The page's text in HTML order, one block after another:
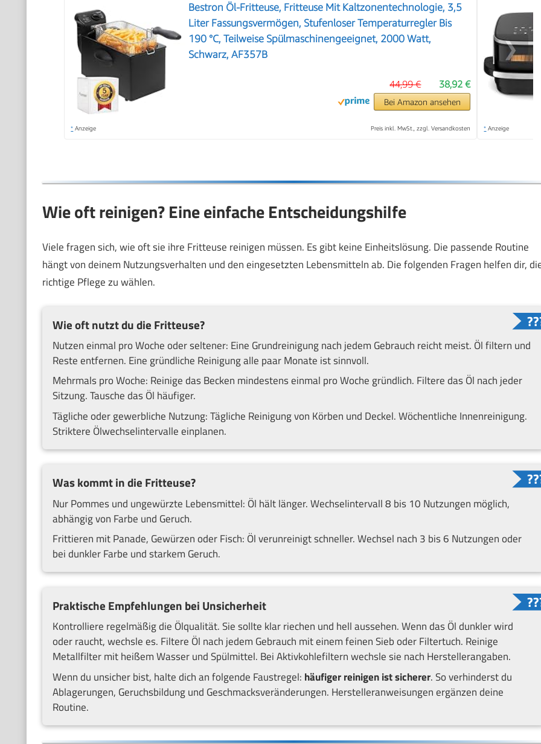
Bestron Öl-Fritteuse, Fritteuse Mit Kaltzonentechnologie, 3,5
Liter Fassungsvermögen, Stufenloser Temperaturregler Bis
190 °C, Teilweise Spülmaschinengeeignet, 2000 Watt,
Schwarz, AF357B
38,92 €
44,99 €
Bei Amazon ansehen
* Anzeige Preis inkl. MwSt., zzgl. Versandkosten * Anzeige
❯
Wie oft reinigen? Eine einfache Entscheidungshilfe
Viele fragen sich, wie oft sie ihre Fritteuse reinigen müssen. Es gibt keine Einheitslösung. Die passende Routine
hängt von deinem Nutzungsverhalten und den eingesetzten Lebensmitteln ab. Die folgenden Fragen helfen dir,
richtige Pflege zu wählen.
Wie oft nutzt du die Fritteuse?
Nutzen einmal pro Woche oder seltener: Eine Grundreinigung nach jedem Gebrauch reicht meist. Öl filtern und
Reste entfernen. Eine gründliche Reinigung alle paar Monate ist sinnvoll.
Mehrmals pro Woche: Reinige das Becken mindestens einmal pro Woche gründlich. Filtere das Öl nach jeder
Sitzung. Tausche das Öl häufiger.
Tägliche oder gewerbliche Nutzung: Tägliche Reinigung von Körben und Deckel. Wöchentliche Innenreinigung.
Striktere Ölwechselintervalle einplanen.
Was kommt in die Fritteuse?
Nur Pommes und ungewürzte Lebensmittel: Öl hält länger. Wechselintervall 8 bis 10 Nutzungen möglich,
abhängig von Farbe und Geruch.
Frittieren mit Panade, Gewürzen oder Fisch: Öl verunreinigt schneller. Wechsel nach 3 bis 6 Nutzungen oder
bei dunkler Farbe und starkem Geruch.
Praktische Empfehlungen bei Unsicherheit
Kontrolliere regelmäßig die Ölqualität. Sie sollte klar riechen und hell aussehen. Wenn das Öl dunkler wird
oder raucht, wechsle es. Filtere Öl nach jedem Gebrauch mit einem feinen Sieb oder Filtertuch. Reinige
Metallfilter mit heißem Wasser und Spülmittel. Bei Aktivkohlefiltern wechsle sie nach Herstellerangaben.
Wenn du unsicher bist, halte dich an folgende Faustregel: häufiger reinigen ist sicherer. So verhinderst du
Ablagerungen, Geruchsbildung und Geschmacksveränderungen. Herstelleranweisungen ergänzen deine
Routine.